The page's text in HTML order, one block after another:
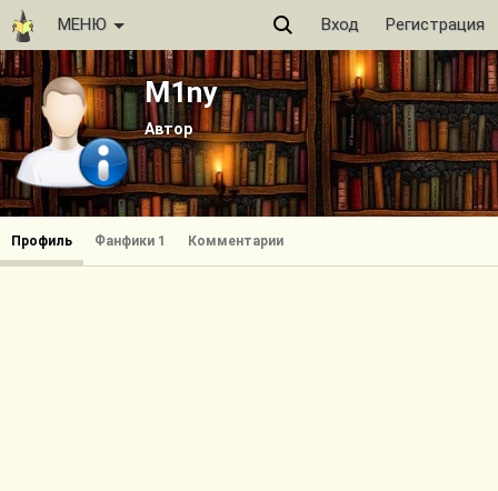
МЕНЮ Вход Регистрация
M1ny
Автор
Профиль Фанфики 1 Комментарии